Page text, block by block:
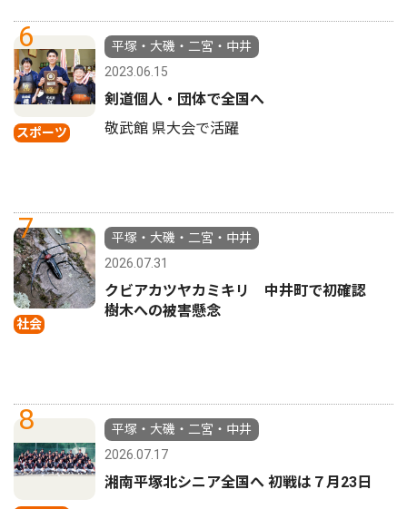
6
スポーツ
平塚・大磯・二宮・中井
2023.06.15
剣道個人・団体で全国へ
敬武館 県大会で活躍
7
社会
平塚・大磯・二宮・中井
2026.07.31
クビアカツヤカミキリ 中井町で初確認
樹木への被害懸念
8
平塚・大磯・二宮・中井
2026.07.17
湘南平塚北シニア全国へ 初戦は７月23日